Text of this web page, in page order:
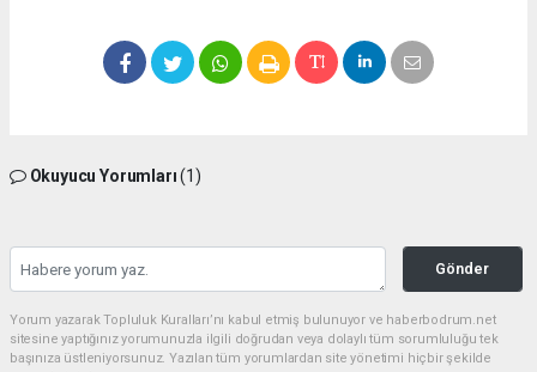
Okuyucu Yorumları(1)
Gönder
Yorum yazarak Topluluk Kuralları’nı kabul etmiş bulunuyor ve haberbodrum.net
sitesine yaptığınız yorumunuzla ilgili doğrudan veya dolaylı tüm sorumluluğu tek
başınıza üstleniyorsunuz. Yazılan tüm yorumlardan site yönetimi hiçbir şekilde